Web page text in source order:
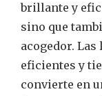
brillante y
sino que
acogedor.
eficientes y
convierte en